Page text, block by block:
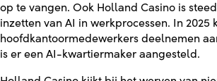
op te vangen. Ook Holland Casino is
inzetten van AI in werkprocessen. In 2025
hoofdkantoormedewerkers deelnemen
is er een AI-kwartiermaker aangesteld.